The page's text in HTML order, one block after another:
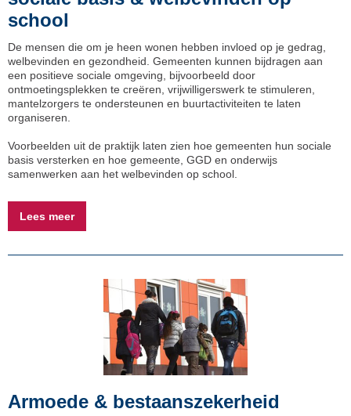
school
De mensen die om je heen wonen hebben invloed op je gedrag,
welbevinden en gezondheid. Gemeenten kunnen bijdragen aan
een positieve sociale omgeving, bijvoorbeeld door
ontmoetingsplekken te creëren, vrijwilligerswerk te stimuleren,
mantelzorgers te ondersteunen en buurtactiviteiten te laten
organiseren.
Voorbeelden uit de praktijk laten zien hoe gemeenten hun sociale
basis versterken en hoe gemeente, GGD en onderwijs
samenwerken aan het welbevinden op school.
Lees meer
Armoede & bestaanszekerheid